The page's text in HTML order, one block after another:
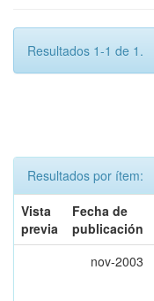
Resultados 1-1 de 1.
Resultados por ítem:
Vista
previa
Fecha de
publicación
nov-2003